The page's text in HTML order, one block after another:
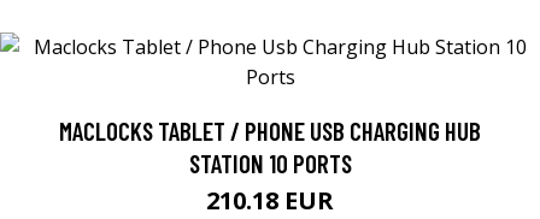
MACLOCKS TABLET / PHONE USB CHARGING HUB
STATION 10 PORTS
210.18 EUR